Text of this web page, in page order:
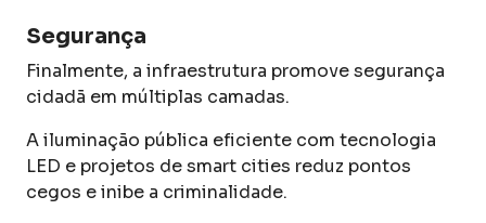
Segurança
Finalmente, a infraestrutura promove segurança
cidadã em múltiplas camadas.
A iluminação pública eficiente com tecnologia
LED e projetos de smart cities reduz pontos
cegos e inibe a criminalidade.